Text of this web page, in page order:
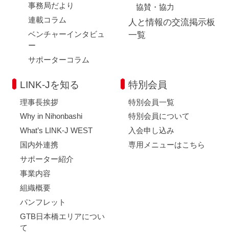
事務局だより
連載コラム
ベンチャーインタビュ
ー
サポーターコラム
協賛・協力
人と情報の交流掲示板
一覧
LINK-Jを知る
理事長挨拶
Why in Nihonbashi
What’s LINK-J WEST
国内外連携
サポーター紹介
事業内容
組織概要
パンフレット
GTB日本橋エリアについ
て
特別会員
特別会員一覧
特別会員について
入会申し込み
専用メニューはこちら